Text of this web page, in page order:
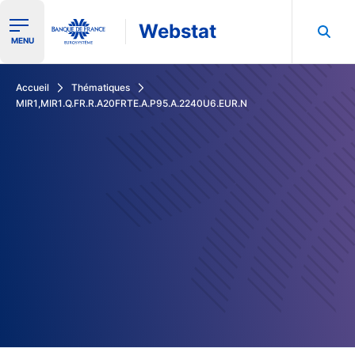
Ouvrir le menu de navigation
MENU Webstat
Accueil
Thématiques
MIR1,MIR1.Q.FR.R.A20FRTE.A.P95.A.2240U6.EUR.N